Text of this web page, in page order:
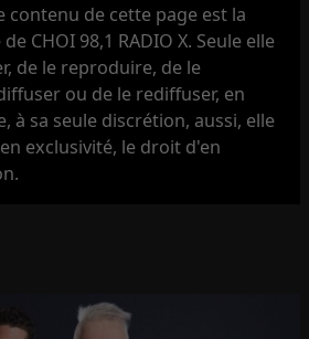
contenu de cette page est la
CHOI 98,1 RADIO X. Seule elle
de le reproduire, de le
ou de le rediffuser, en
à sa seule discrétion, aussi, elle
exclusivité, le droit d'en